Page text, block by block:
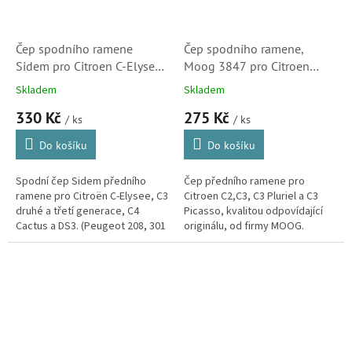
Čep spodního ramene
Sidem pro Citroen C-Elysee
a C3 II, C3 III, C4 Cactus a
Skladem
330 Kč / ks
Do košíku
Spodní čep Sidem předního
ramene pro Citroën C-Elysee, C3
druhé a třetí generace, C4
Cactus a DS3. (Peugeot 208, 301
a 2008, Opel Crossland X)
Čep spodního ramene,
Moog 3847 pro Citroen
C2,C3, C3 Pluriel a C3
0868)
Skladem
275 Kč / ks
Do košíku
Čep předního ramene pro
Citroen C2,C3, C3 Pluriel a C3
Picasso, kvalitou odpovídající
originálu, od firmy MOOG.
Značka zaručující dlouhou